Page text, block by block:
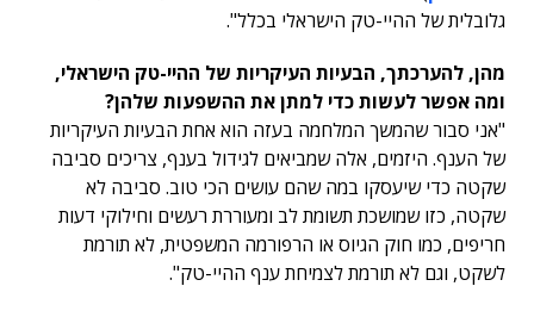
גלובלית של ההיי-טק הישראלי בכלל".
מהן, להערכתך, הבעיות העיקריות של ההיי-טק הישראלי,
ומה אפשר לעשות כדי למתן את ההשפעות שלהן?
"אני סבור שהמשך המלחמה בעזה הוא אחת הבעיות העיקריות
של הענף. היזמים, אלה שמביאים לגידול בענף, צריכים סביבה
שקטה כדי שיעסקו במה שהם עושים הכי טוב. סביבה לא
שקטה, כזו שמושכת תשומת לב ומעוררת רעשים וחילוקי דעות
חריפים, כמו חוק הגיוס או הרפורמה המשפטית, לא תורמת
לשקט, וגם לא תורמת לצמיחת ענף ההיי-טק".